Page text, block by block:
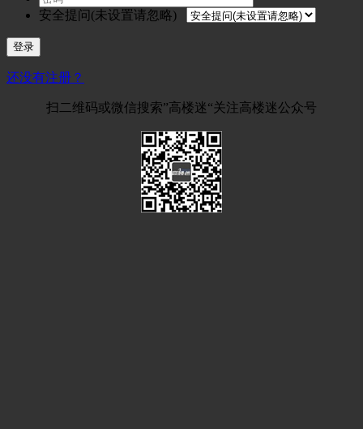
安全提问(未设置请忽略)
登录
还没有注册？
扫二维码或微信搜索”高楼迷“关注高楼迷公众号